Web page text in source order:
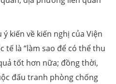
kiến về kiến nghị của Viện
tế là “làm sao để có thể thu
tốt hơn nữa; đồng thời,
đấu tranh phòng chống